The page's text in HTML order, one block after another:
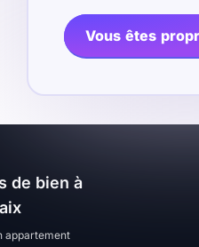
des parties
partir du
Vous êtes
de bien à
appartement